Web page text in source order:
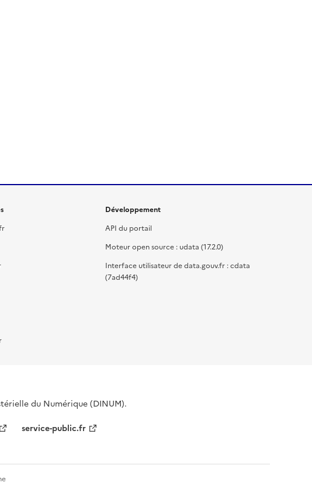
Développement
API du portail
Moteur open source : udata (17.2.0)
Interface utilisateur de data.gouv.fr : cdata
(7ad44f4)
du Numérique (DINUM).
service-public.fr